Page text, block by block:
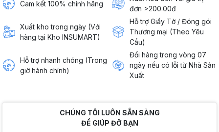
Cam kết 100% chính hãng
đơn >200.00đ
Xuất kho trong ngày (Với
hàng tại Kho INSUMART)
Hỗ trợ Giấy Tờ / Đóng gói
Thương mại (Theo Yêu
Cầu)
Hỗ trợ nhanh chóng (Trong
giờ hành chính)
Đổi hàng trong vòng 07
ngày nếu có lỗi từ Nhà Sản
Xuất
CHÚNG TÔI LUÔN SẴN SÀNG
ĐỂ GIÚP ĐỠ BẠN